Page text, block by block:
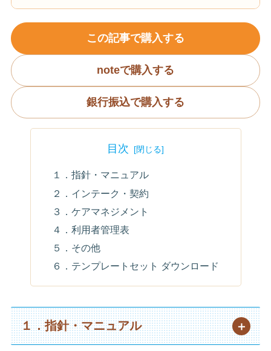
この記事で購入する
noteで購入する
銀行振込で購入する
目次
１．指針・マニュアル
２．インテーク・契約
３．ケアマネジメント
４．利用者管理表
５．その他
６．テンプレートセット ダウンロード
１．指針・マニュアル